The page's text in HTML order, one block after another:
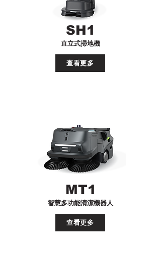
SH1
直立式掃地機
查看更多
MT1
智慧多功能清潔機器人
查看更多